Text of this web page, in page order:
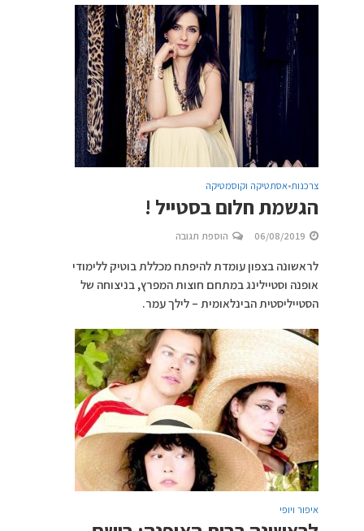
צרכנות•אסתטיקה וקוסמטיקה
הגשמת חלום בסטייל !
06/08/2019 הוספת תגובה
לראשונה בצפון עומדת להיפתח מכללת בוטיק ללימודי
אופנה וסטיילינג במתחם חוצות המפרץ, בניצוחה של
הסטייליסטית הבינלאומית – לילך עמר.
איפור ויופי